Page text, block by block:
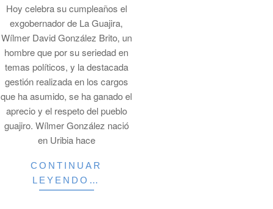
Hoy celebra su cumpleaños el
exgobernador de La Guajira,
Wílmer David González Brito, un
hombre que por su seriedad en
temas políticos, y la destacada
gestión realizada en los cargos
que ha asumido, se ha ganado el
aprecio y el respeto del pueblo
guajiro. Wílmer González nació
en Uribia hace
CONTINUAR
LEYENDO…